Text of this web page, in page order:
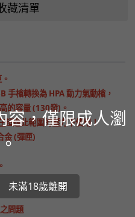
藏清單
。
手槍轉換為 HPA 動力氣動槍，
的容量 (130發)。
過此範圍的壓力下使用！
金 (彈匣)
問題
容，僅限成人瀏
未滿18歲離開